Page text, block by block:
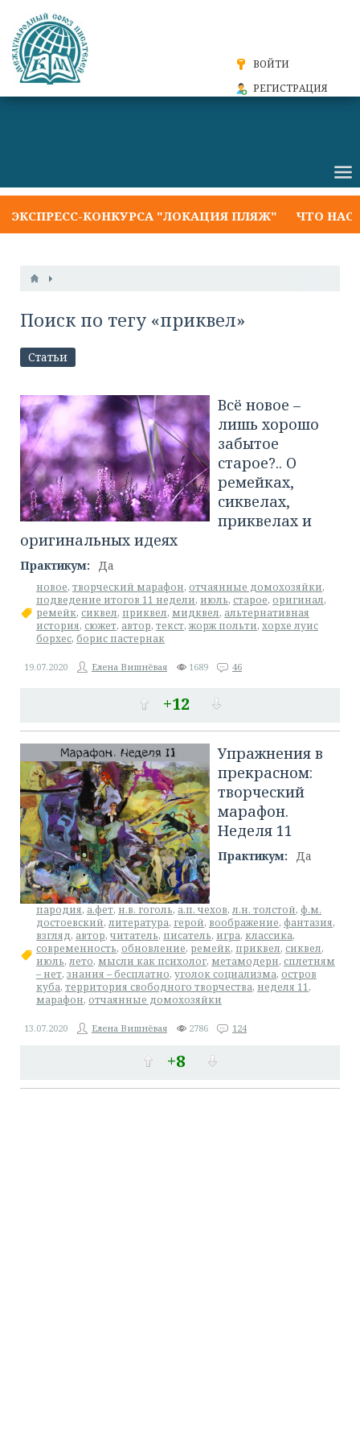
ВОЙТИ
РЕГИСТРАЦИЯ
КОНКУРСА "ЛОКАЦИЯ ПЛЯЖ" ЧТО НАС
Поиск по тегу «приквел»
Статьи
Всё новое –
лишь хорошо
забытое
старое?.. О
ремейках,
сиквелах,
приквелах и
оригинальных идеях
Практикум: Да
новое, творческий марафон, отчаянные домохозяйки,
подведение итогов 11 недели, июль, старое, оригинал,
ремейк, сиквел, приквел, мидквел, альтернативная
история, сюжет, автор, текст,жорж польти, хорхе луис
борхес, борис пастернак
+12
19.07.2020 Елена Вишнёвая 1689 46
Упражнения в
прекрасном:
творческий
марафон.
Неделя 11
Практикум: Да
пародия, а.фет, н.в. гоголь, а.п. чехов, л.н. толстой, ф.м.
достоевский, литература, герой, воображение, фантазия,
взгляд, автор, читатель, писатель, игра, классика,
современность, обновление, ремейк, приквел, сиквел,
июль, лето, мысли как психолог, метамодерн, сплетням
– нет, знания – бесплатно, уголок социализма, остров
куба, территория свободного творчества, неделя 11,
марафон, отчаянные домохозяйки
+8
13.07.2020 Елена Вишнёвая 2786 124